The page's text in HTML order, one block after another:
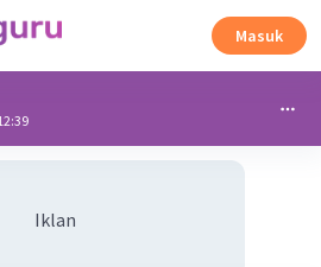
Masuk
Iklan